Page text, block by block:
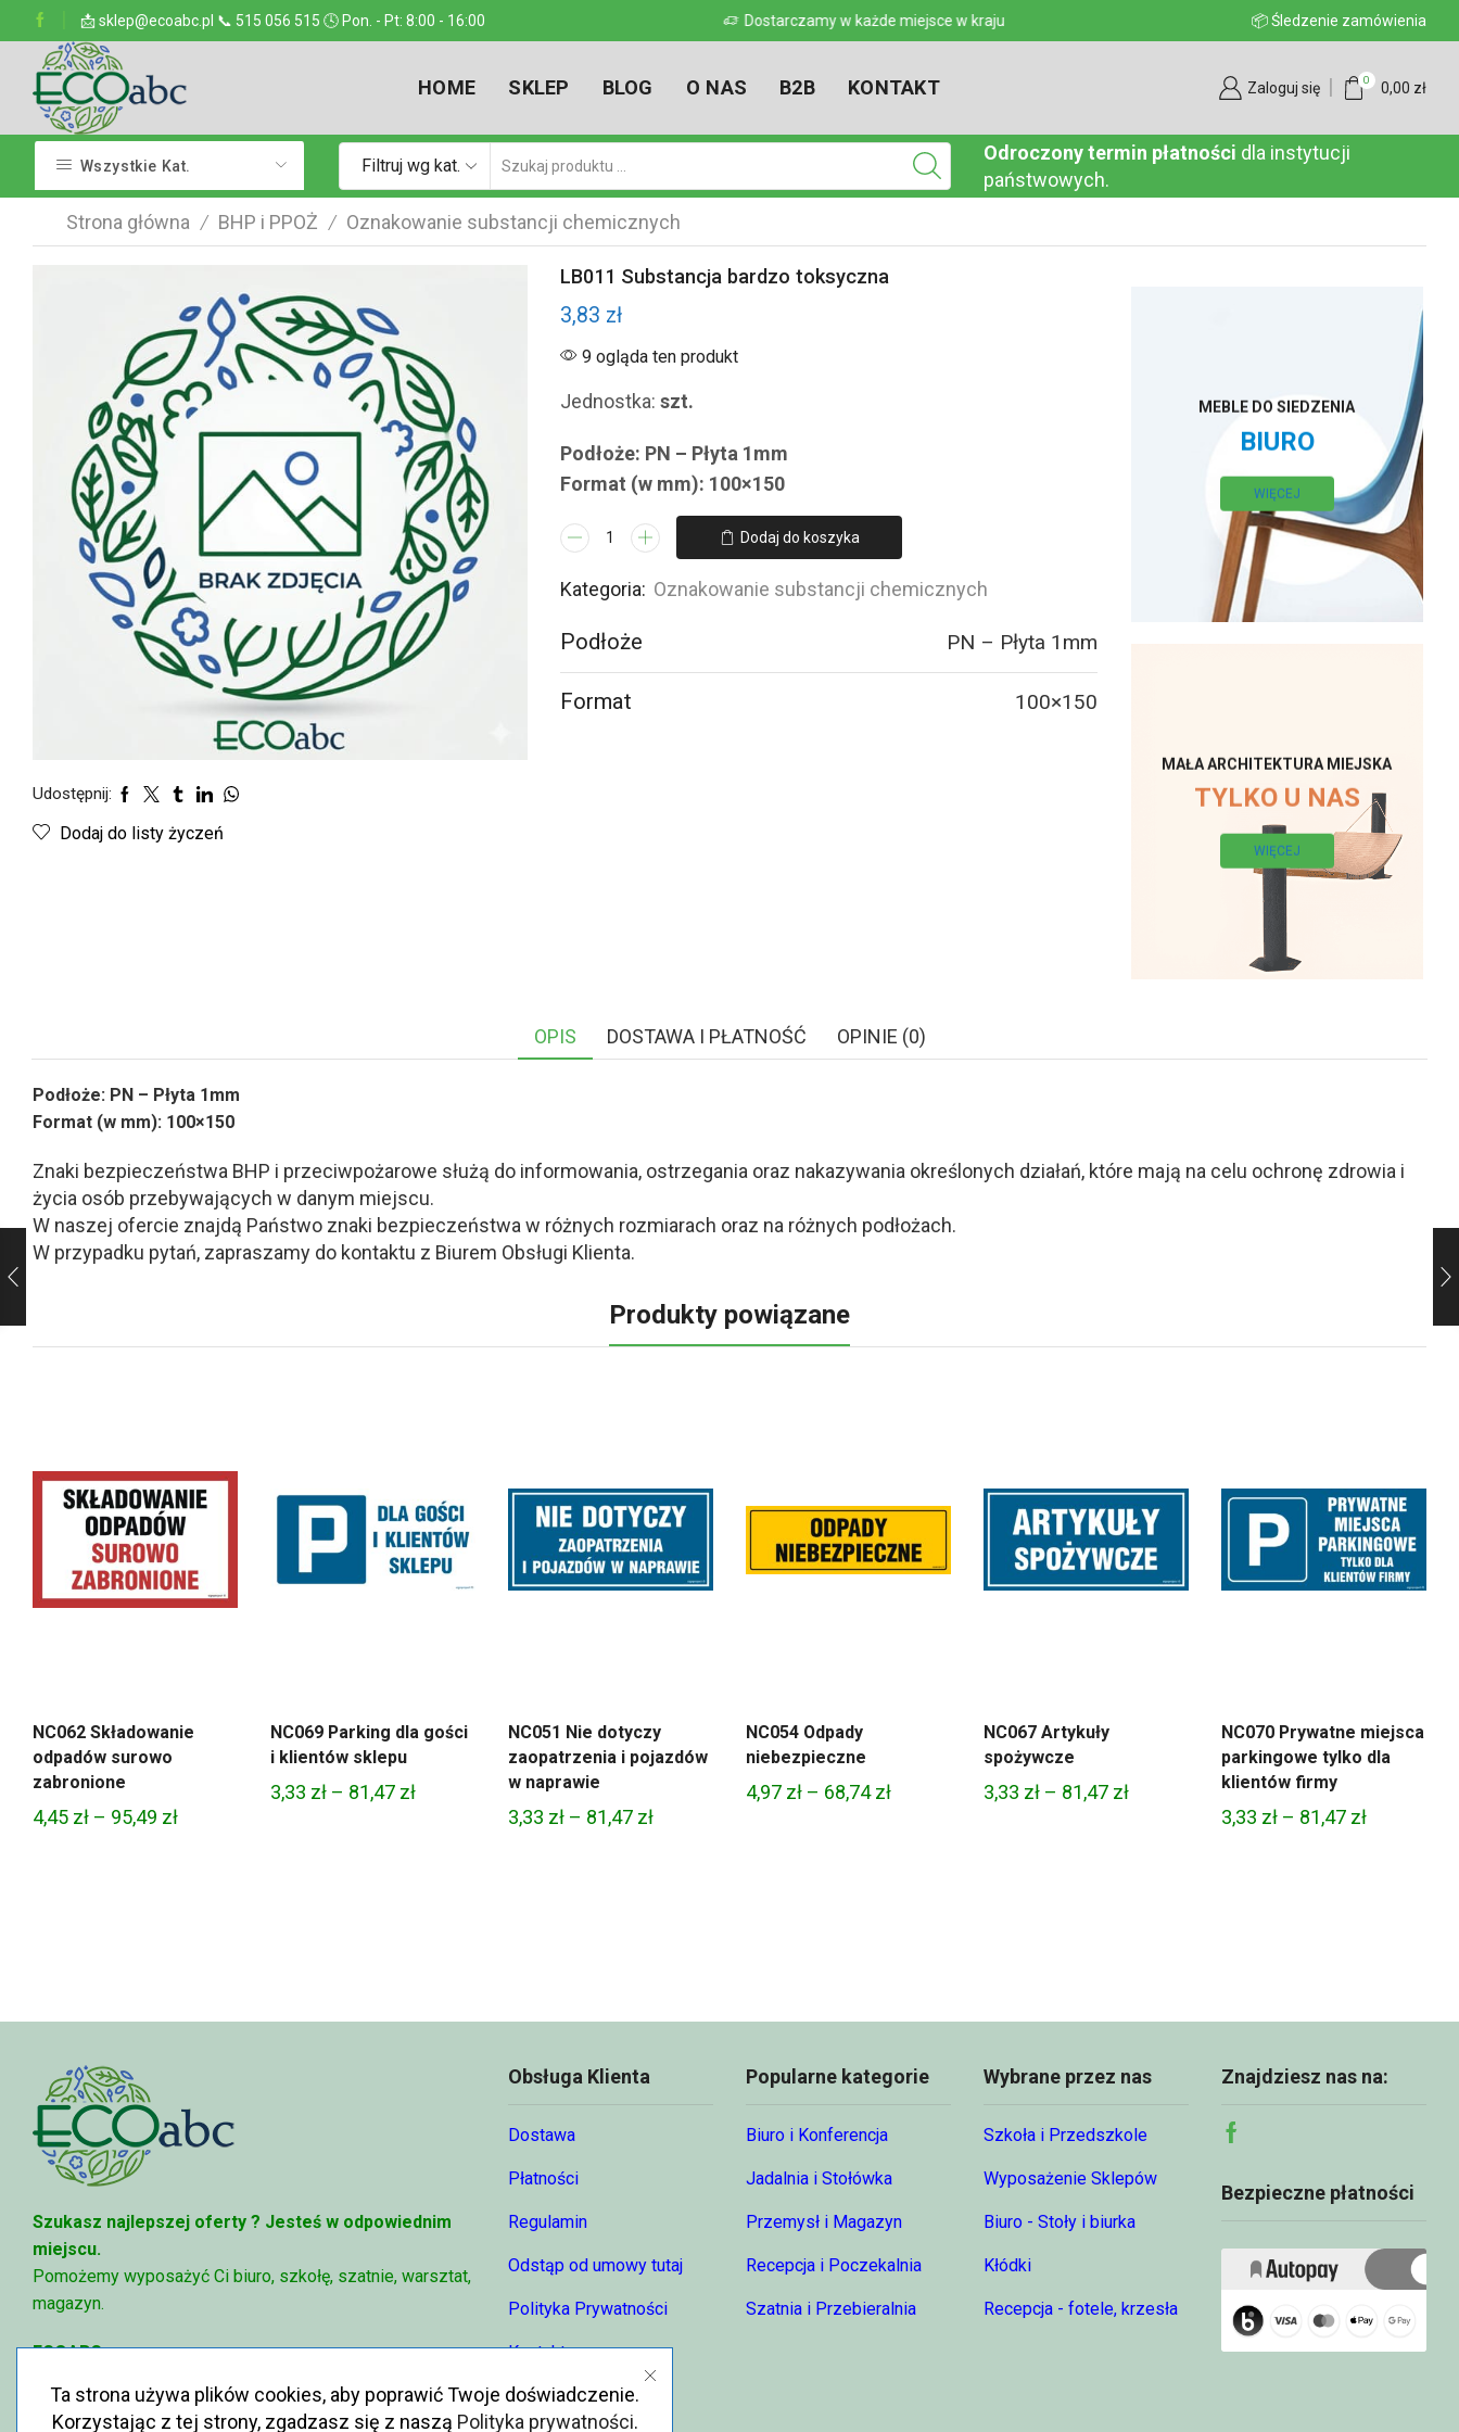
📩 sklep@ecoabc.pl 📞 515 056 515 🕓 Pon. - Pt: 8:00 - 16:00
w kraju Dostarczamy w każde miejsce w kraju Dostarczamy w każde miejsce w kraju 📦 Śledzenie zamówienia
HOME SKLEP BLOG O NAS B2B KONTAKT Zaloguj się 0 0,00 zł
Wszystkie Kat. Filtruj wg kat.
wyszukiwania
Odroczony termin płatności dla instytucji
państwowych.
Strona główna / BHP i PPOŻ / Oznakowanie substancji chemicznych
Udostępnij:
Dodaj do listy życzeń
LB011 Substancja bardzo toksyczna
3,83 zł
9 ogląda ten produkt
Jednostka:szt.
Podłoże: PN – Płyta 1mm
Format (w mm): 100×150
ilość
Substancja
toksyczna
Dodaj do koszyka
Kategoria: Oznakowanie substancji chemicznych
Podłoże PN – Płyta 1mm
Format 100×150
MEBLE DO SIEDZENIA
BIURO
WIĘCEJ
MAŁA ARCHITEKTURA MIEJSKA
TYLKO U NAS
WIĘCEJ
OPIS DOSTAWA I PŁATNOŚĆ OPINIE (0)
Podłoże: PN – Płyta 1mm
Format (w mm): 100×150
Znaki bezpieczeństwa BHP i przeciwpożarowe służą do informowania, ostrzegania oraz nakazywania określonych działań, które mają na celu ochronę zdrowia i
życia osób przebywających w danym miejscu.
W naszej ofercie znajdą Państwo znaki bezpieczeństwa w różnych rozmiarach oraz na różnych podłożach.
W przypadku pytań, zapraszamy do kontaktu z Biurem Obsługi Klienta.
Produkty powiązane
NC062 Składowanie
odpadów surowo
zabronione
4,45 zł – 95,49 złZakres
NC069 Parking dla gości
i klientów sklepu
3,33 zł – 81,47 złZakres
NC051 Nie dotyczy
zaopatrzenia i pojazdów
w naprawie
3,33 zł – 81,47 złZakres
NC054 Odpady
niebezpieczne
4,97 zł – 68,74złZakres
NC067 Artykuły
spożywcze
3,33 zł – 81,47 złZakres
NC070 Prywatne miejsca
parkingowe tylko dla
klientów firmy
3,33 zł – 81,47 złZakres
Szukasz najlepszej oferty ? Jesteś w odpowiednim
miejscu.
Pomożemy wyposażyć Ci biuro, szkołę, szatnie, warsztat,
magazyn.
ECOABC
515-056-515
Obsługa Klienta
Dostawa
Płatności
Regulamin
Odstąp od umowy tutaj
Polityka Prywatności
Kontakt
O nas
Popularne kategorie
Biuro i Konferencja
Jadalnia i Stołówka
Przemysł i Magazyn
Recepcja i Poczekalnia
Szatnia i Przebieralnia
Wybrane przez nas
Szkoła i Przedszkole
Wyposażenie Sklepów
Biuro - Stoły i biurka
Kłódki
Recepcja - fotele, krzesła
Znajdziesz nas na:
Facebook
Bezpieczne płatności
Ta strona używa plików cookies, aby poprawić Twoje doświadczenie.
Korzystając z tej strony, zgadzasz się z naszą Polityka prywatności.